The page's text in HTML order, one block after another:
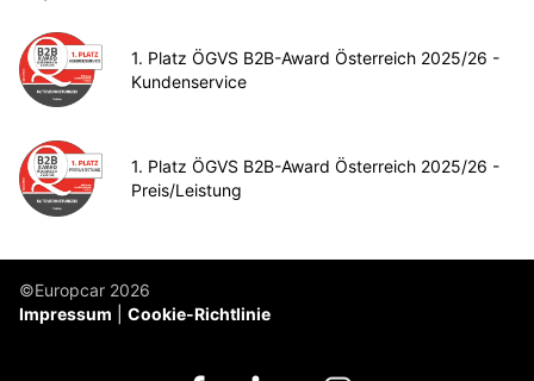
1. Platz ÖGVS B2B-Award Österreich 2025/26 -
Kundenservice
1. Platz ÖGVS B2B-Award Österreich 2025/26 -
Preis/Leistung
©Europcar 2026
Impressum
Cookie-Richtlinie